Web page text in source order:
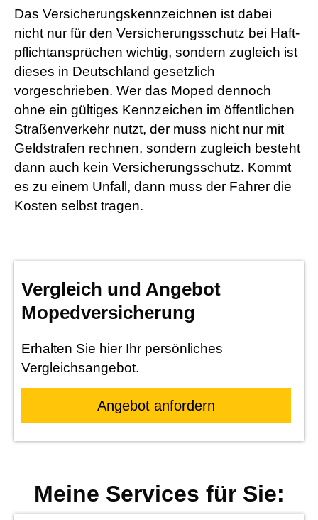
Das Versicherungskennzeichnen ist dabei
nicht nur für den Versicherungsschutz bei Haft­
pflichtansprüchen wichtig, sondern zugleich ist
dieses in Deutschland gesetzlich
vorgeschrieben. Wer das Moped dennoch
ohne ein gültiges Kenn­zeichen im öffentlichen
Straßenverkehr nutzt, der muss nicht nur mit
Geldstrafen rechnen, sondern zugleich besteht
dann auch kein Versicherungsschutz. Kommt
es zu einem Unfall, dann muss der Fahrer die
Kosten selbst tragen.
Vergleich und Angebot
Mopedversicherung
Erhalten Sie hier Ihr persönliches
Vergleichsangebot.
An­ge­bot an­for­dern
Meine Services für Sie: